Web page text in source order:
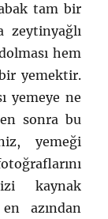
tam bir
zeytinyağlı
hem
yemektir.
yemeye ne
sonra bu
yemeği
kaynak
azından